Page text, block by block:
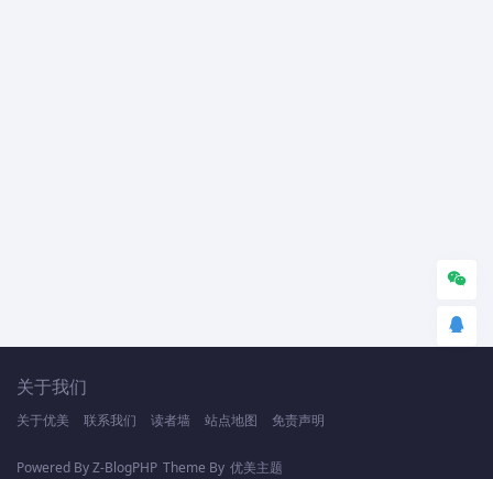
关于我们
关于优美 联系我们 读者墙 站点地图 免责声明
Powered ByZ-BlogPHP Theme By 优美主题